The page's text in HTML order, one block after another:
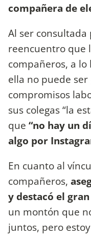
compañera de
Al ser
reencuentro que
compañeros, a
ella no puede
compromisos
sus colegas “la
que “no hay un
algo por
En cuanto al
compañeros,
y destacó el
un montón que
juntos, pero